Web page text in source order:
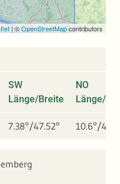
| ©OpenStreetMapcontributors
SW
Länge/Breite
NO
Länge/
7.38°/47.52° 10.6°/